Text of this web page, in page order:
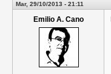
Mar, 29/10/2013 - 21:11
Emilio A. Cano